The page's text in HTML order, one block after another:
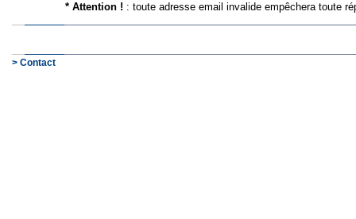
* Attention ! : toute adresse email invalide empêchera toute
> Contact